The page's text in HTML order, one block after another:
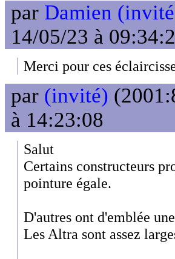
par Damien
14/05/23 à
Merci pour ces
par (invité)
à 14:23:08
Salut
Certains constructeurs
pointure égale.
D'autres ont d'emblée
Les Altra sont assez